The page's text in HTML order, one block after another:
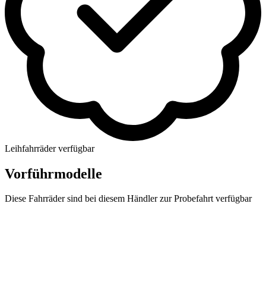
Leihfahrräder verfügbar
Vorführmodelle
Diese Fahrräder sind bei diesem Händler zur Probefahrt verfügbar